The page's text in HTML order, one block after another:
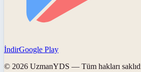
İndirGoogle Play
© 2026 UzmanYDS — Tüm hakları